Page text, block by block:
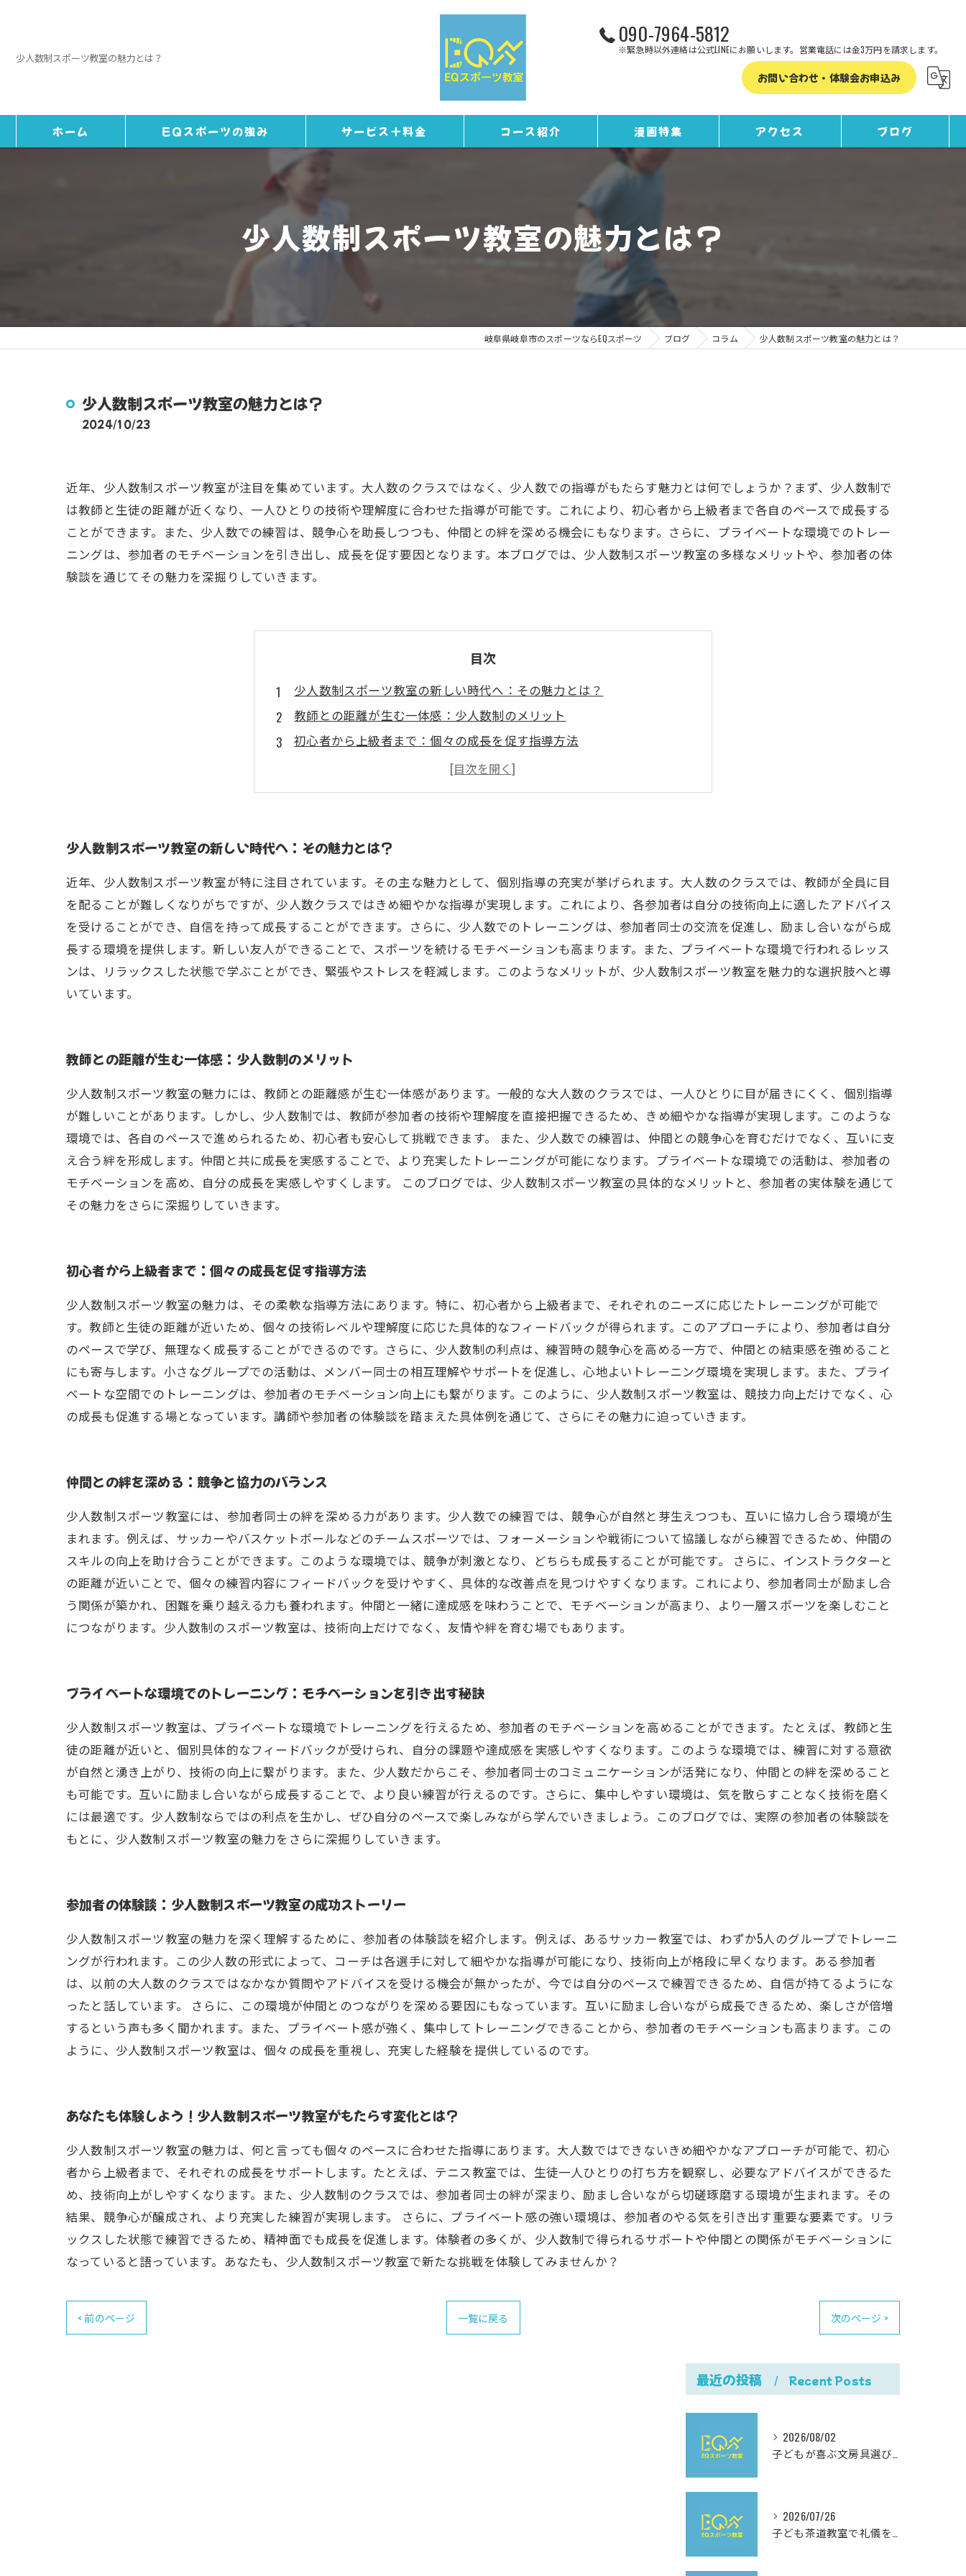
少人数制スポーツ教室の魅力とは？
090-7964-5812
※緊急時以外連絡は公式LINEにお願いします。営業電話には金3万円を請求します。
お問い合わせ・体験会お申込み
ホーム EQスポーツの強み サービス＋料金
スタッフ紹介
コース紹介 漫画特集 アクセス ブログ
少人数制スポーツ教室の魅力とは？
岐阜県岐阜市のスポーツならEQスポーツ ブログ コラム 少人数制スポーツ教室の魅力とは？
少人数制スポーツ教室の魅力とは？
2024/10/23
近年、少人数制スポーツ教室が注目を集めています。大人数のクラスではなく、少人数での指導がもたらす魅力とは何でしょうか？まず、少人数制で
は教師と生徒の距離が近くなり、一人ひとりの技術や理解度に合わせた指導が可能です。これにより、初心者から上級者まで各自のペースで成長する
ことができます。また、少人数での練習は、競争心を助長しつつも、仲間との絆を深める機会にもなります。さらに、プライベートな環境でのトレー
ニングは、参加者のモチベーションを引き出し、成長を促す要因となります。本ブログでは、少人数制スポーツ教室の多様なメリットや、参加者の体
験談を通じてその魅力を深掘りしていきます。
目次
少人数制スポーツ教室の新しい時代へ：その魅力とは？
教師との距離が生む一体感：少人数制のメリット
初心者から上級者まで：個々の成長を促す指導方法
仲間との絆を深める：競争と協力のバランス
プライベートな環境でのトレーニング：モチベーションを引き出す秘訣
あなたも体験しよう！少人数制スポーツ教室がもたらす変化とは？
少人数制スポーツ教室の新しい時代へ：その魅力とは？
近年、少人数制スポーツ教室が特に注目されています。その主な魅力として、個別指導の充実が挙げられます。大人数のクラスでは、教師が全員に目
を配ることが難しくなりがちですが、少人数クラスではきめ細やかな指導が実現します。これにより、各参加者は自分の技術向上に適したアドバイス
を受けることができ、自信を持って成長することができます。さらに、少人数でのトレーニングは、参加者同士の交流を促進し、励まし合いながら成
長する環境を提供します。新しい友人ができることで、スポーツを続けるモチベーションも高まります。また、プライベートな環境で行われるレッス
ンは、リラックスした状態で学ぶことができ、緊張やストレスを軽減します。このようなメリットが、少人数制スポーツ教室を魅力的な選択肢へと導
いています。
教師との距離が生む一体感：少人数制のメリット
少人数制スポーツ教室の魅力には、教師との距離感が生む一体感があります。一般的な大人数のクラスでは、一人ひとりに目が届きにくく、個別指導
が難しいことがあります。しかし、少人数制では、教師が参加者の技術や理解度を直接把握できるため、きめ細やかな指導が実現します。このような
環境では、各自のペースで進められるため、初心者も安心して挑戦できます。 また、少人数での練習は、仲間との競争心を育むだけでなく、互いに支
え合う絆を形成します。仲間と共に成長を実感することで、より充実したトレーニングが可能になります。プライベートな環境での活動は、参加者の
モチベーションを高め、自分の成長を実感しやすくします。 このブログでは、少人数制スポーツ教室の具体的なメリットと、参加者の実体験を通じて
その魅力をさらに深掘りしていきます。
初心者から上級者まで：個々の成長を促す指導方法
少人数制スポーツ教室の魅力は、その柔軟な指導方法にあります。特に、初心者から上級者まで、それぞれのニーズに応じたトレーニングが可能で
す。教師と生徒の距離が近いため、個々の技術レベルや理解度に応じた具体的なフィードバックが得られます。このアプローチにより、参加者は自分
のペースで学び、無理なく成長することができるのです。さらに、少人数制の利点は、練習時の競争心を高める一方で、仲間との結束感を強めること
にも寄与します。小さなグループでの活動は、メンバー同士の相互理解やサポートを促進し、心地よいトレーニング環境を実現します。また、プライ
ベートな空間でのトレーニングは、参加者のモチベーション向上にも繋がります。このように、少人数制スポーツ教室は、競技力向上だけでなく、心
の成長も促進する場となっています。講師や参加者の体験談を踏まえた具体例を通じて、さらにその魅力に迫っていきます。
仲間との絆を深める：競争と協力のバランス
少人数制スポーツ教室には、参加者同士の絆を深める力があります。少人数での練習では、競争心が自然と芽生えつつも、互いに協力し合う環境が生
まれます。例えば、サッカーやバスケットボールなどのチームスポーツでは、フォーメーションや戦術について協議しながら練習できるため、仲間の
スキルの向上を助け合うことができます。このような環境では、競争が刺激となり、どちらも成長することが可能です。 さらに、インストラクターと
の距離が近いことで、個々の練習内容にフィードバックを受けやすく、具体的な改善点を見つけやすくなります。これにより、参加者同士が励まし合
う関係が築かれ、困難を乗り越える力も養われます。仲間と一緒に達成感を味わうことで、モチベーションが高まり、より一層スポーツを楽しむこと
につながります。少人数制のスポーツ教室は、技術向上だけでなく、友情や絆を育む場でもあります。
プライベートな環境でのトレーニング：モチベーションを引き出す秘訣
少人数制スポーツ教室は、プライベートな環境でトレーニングを行えるため、参加者のモチベーションを高めることができます。たとえば、教師と生
徒の距離が近いと、個別具体的なフィードバックが受けられ、自分の課題や達成感を実感しやすくなります。このような環境では、練習に対する意欲
が自然と湧き上がり、技術の向上に繋がります。また、少人数だからこそ、参加者同士のコミュニケーションが活発になり、仲間との絆を深めること
も可能です。互いに励まし合いながら成長することで、より良い練習が行えるのです。さらに、集中しやすい環境は、気を散らすことなく技術を磨く
には最適です。少人数制ならではの利点を生かし、ぜひ自分のペースで楽しみながら学んでいきましょう。このブログでは、実際の参加者の体験談を
もとに、少人数制スポーツ教室の魅力をさらに深掘りしていきます。
参加者の体験談：少人数制スポーツ教室の成功ストーリー
少人数制スポーツ教室の魅力を深く理解するために、参加者の体験談を紹介します。例えば、あるサッカー教室では、わずか5人のグループでトレーニ
ングが行われます。この少人数の形式によって、コーチは各選手に対して細やかな指導が可能になり、技術向上が格段に早くなります。ある参加者
は、以前の大人数のクラスではなかなか質問やアドバイスを受ける機会が無かったが、今では自分のペースで練習できるため、自信が持てるようにな
ったと話しています。 さらに、この環境が仲間とのつながりを深める要因にもなっています。互いに励まし合いながら成長できるため、楽しさが倍増
するという声も多く聞かれます。また、プライベート感が強く、集中してトレーニングできることから、参加者のモチベーションも高まります。この
ように、少人数制スポーツ教室は、個々の成長を重視し、充実した経験を提供しているのです。
あなたも体験しよう！少人数制スポーツ教室がもたらす変化とは？
少人数制スポーツ教室の魅力は、何と言っても個々のペースに合わせた指導にあります。大人数ではできないきめ細やかなアプローチが可能で、初心
者から上級者まで、それぞれの成長をサポートします。たとえば、テニス教室では、生徒一人ひとりの打ち方を観察し、必要なアドバイスができるた
め、技術向上がしやすくなります。また、少人数制のクラスでは、参加者同士の絆が深まり、励まし合いながら切磋琢磨する環境が生まれます。その
結果、競争心が醸成され、より充実した練習が実現します。 さらに、プライベート感の強い環境は、参加者のやる気を引き出す重要な要素です。リラ
ックスした状態で練習できるため、精神面でも成長を促進します。体験者の多くが、少人数制で得られるサポートや仲間との関係がモチベーションに
なっていると語っています。あなたも、少人数制スポーツ教室で新たな挑戦を体験してみませんか？
< 前のページ 一覧に戻る 次のページ >
最近の投稿 Recent Posts
2026/08/02
子どもが喜ぶ文房具選びと使いやすさにこだわった最新おすすめガイド
2026/07/26
子ども茶道教室で礼儀を学ぶ岐阜県岐阜市柳津町高桑西の体験と費用ガイド